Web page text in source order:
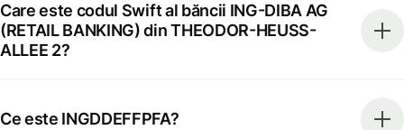
Care este codul Swift al băncii ING-DIBA AG
(RETAIL BANKING) din THEODOR-HEUSS-
ALLEE 2?
Ce este INGDDEFFPFA?